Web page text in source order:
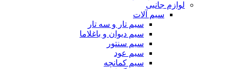
لوازم جانبی
سیم آلات
سیم تار و سه تار
سیم دیوان و باغلاما
سیم سنتور
سیم عود
سیم کمانچه